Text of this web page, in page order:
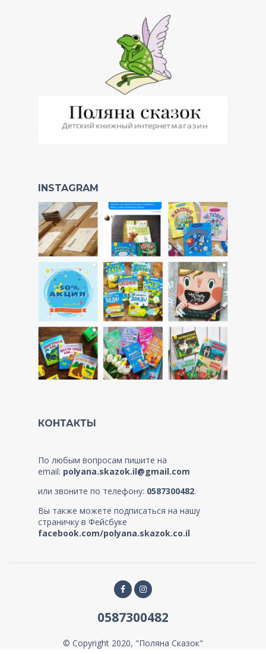
INSTAGRAM
КОНТАКТЫ
По любым вопросам пишите на
email: polyana.skazok.il@gmail.com
или звоните по телефону: 0587300482.
Вы также можете подписаться на нашу
страничку в Фейсбуке
facebook.com/polyana.skazok.co.il
0587300482
© Copyright 2020, "Поляна Сказок"